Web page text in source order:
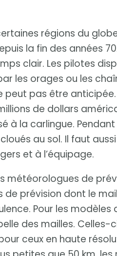
régions du
la fin des années
clair. Les pilotes
les orages ou les
peut pas être
de dollars
à la carlingue.
au sol. Il faut
et à l’équipage.
météorologues de
de prévision dont le
Pour les modèles
des mailles.
ceux en haute